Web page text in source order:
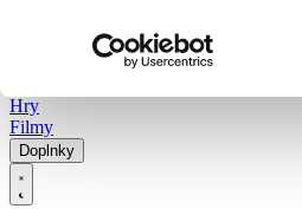
Hry
Filmy
Doplnky